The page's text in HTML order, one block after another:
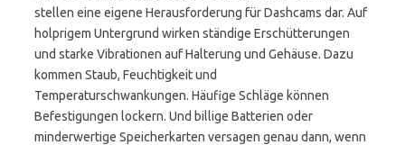
stellen eine eigene Herausforderung für Dashcams dar. Auf
holprigem Untergrund wirken ständige Erschütterungen
und starke Vibrationen auf Halterung und Gehäuse. Dazu
kommen Staub, Feuchtigkeit und
Temperaturschwankungen. Häufige Schläge können
Befestigungen lockern. Und billige Batterien oder
minderwertige Speicherkarten versagen genau dann, wenn